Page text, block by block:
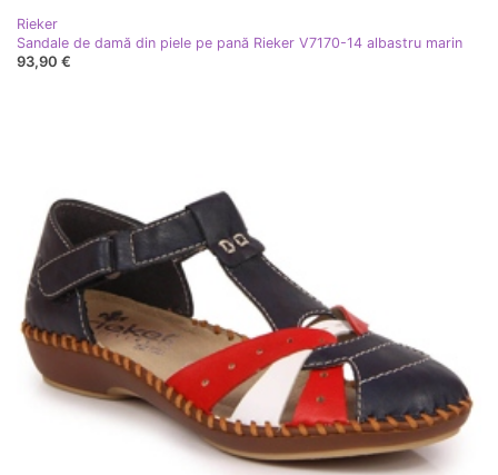
Rieker
Sandale de damă din piele pe pană Rieker V7170-14 albastru marin
93,90 €